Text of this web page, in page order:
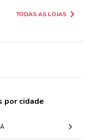
TODAS AS LOJAS
por cidade